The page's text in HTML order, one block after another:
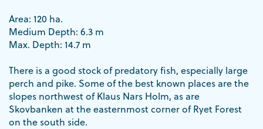
Area: 120 ha.
Medium Depth: 6.3 m
Max. Depth: 14.7 m
There is a good stock of predatory fish, especially large
perch and pike. Some of the best known places are the
slopes northwest of Klaus Nars Holm, as are
Skovbanken at the easternmost corner of Ryet Forest
on the south side.